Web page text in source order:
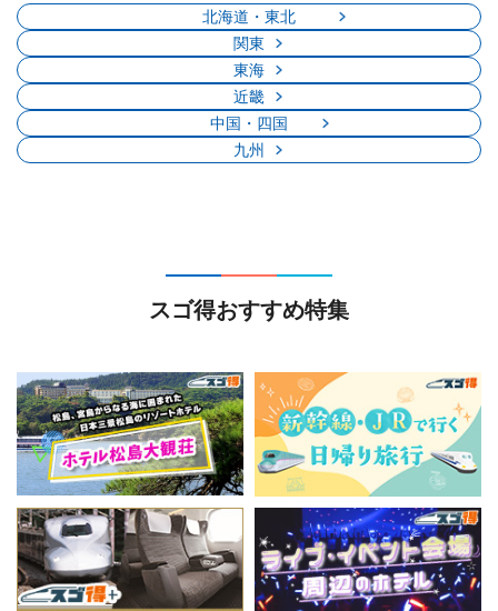
北海道・東北
関東
東海
近畿
中国・四国
九州
スゴ得おすすめ特集